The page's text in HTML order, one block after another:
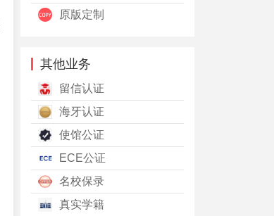
原版定制
其他业务
留信认证
海牙认证
使馆公证
ECE公证
名校保录
真实学籍